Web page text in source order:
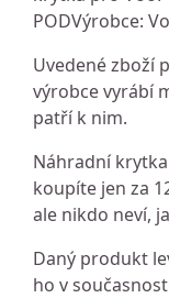
PODVýrobce:
Uvedené zboží
výrobce vyrábí
patří k nim.
Náhradní krytka
koupíte jen za
ale nikdo neví,
Daný produkt
ho v